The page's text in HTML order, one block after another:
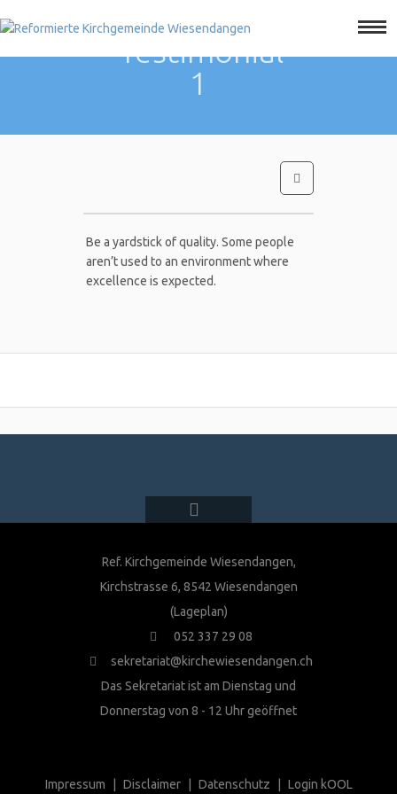
YouTube
Raumvermietung
Downloads
Testimonial
1
Be a yardstick of quality. Some people
aren’t used to an environment where
excellence is expected.
Ref. Kirchgemeinde Wiesendangen,
Kirchstrasse 6, 8542 Wiesendangen
(Lageplan)
052 337 29 08
sekretariat@kirchewiesendangen.ch
Das Sekretariat ist am Dienstag und
Donnerstag von 8 - 12 Uhr geöffnet
Impressum Disclaimer Datenschutz Login kOOL